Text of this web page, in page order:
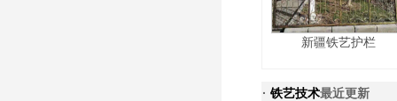
新疆铁艺护栏
· 铁艺技术最近更新